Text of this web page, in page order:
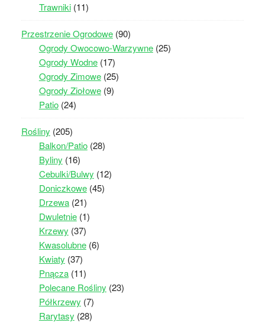
Trawniki(11)
Przestrzenie Ogrodowe(90)
Ogrody Owocowo-Warzywne(25)
Ogrody Wodne(17)
Ogrody Zimowe(25)
Ogrody Ziołowe(9)
Patio(24)
Rośliny (205)
Balkon/Patio(28)
Byliny (16)
Cebulki/Bulwy (12)
Doniczkowe(45)
Drzewa(21)
Dwuletnie(1)
Krzewy (37)
Kwasolubne(6)
Kwiaty (37)
Pnącza(11)
Polecane Rośliny (23)
Półkrzewy (7)
Rarytasy (28)